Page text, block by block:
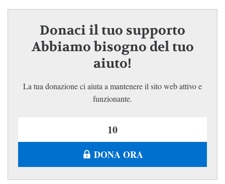
Donaci il tuo supporto
Abbiamo bisogno del tuo
aiuto!
La tua donazione ci aiuta a mantenere il sito web attivo e
funzionante.
DONA ORA